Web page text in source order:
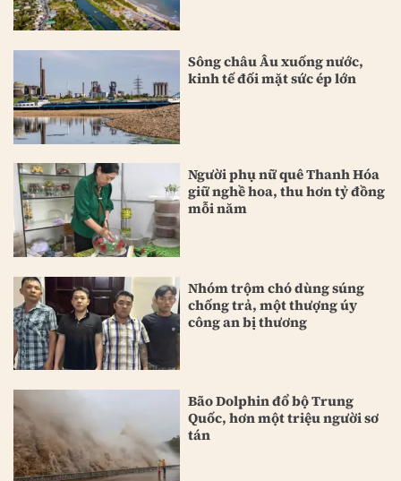
Sông châu Âu xuống nước,
kinh tế đối mặt sức ép lớn
Người phụ nữ quê Thanh Hóa
giữ nghề hoa, thu hơn tỷ đồng
mỗi năm
Nhóm trộm chó dùng súng
chống trả, một thượng úy
công an bị thương
Bão Dolphin đổ bộ Trung
Quốc, hơn một triệu người sơ
tán